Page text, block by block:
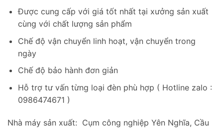
Được cung cấp với giá tốt nhất tại xưởng sản xuất
cùng với chất lượng sản phẩm
Chế độ vận chuyển linh hoạt, vận chuyển trong
ngày
Chế độ bảo hành đơn giản
Hỗ trợ tư vấn từng loại đèn phù hợp ( Hotline zalo :
0986474671 )
Nhà máy sản xuất: Cụm công nghiệp Yên Nghĩa, Cầu